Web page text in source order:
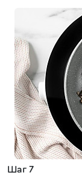
Шаг 7